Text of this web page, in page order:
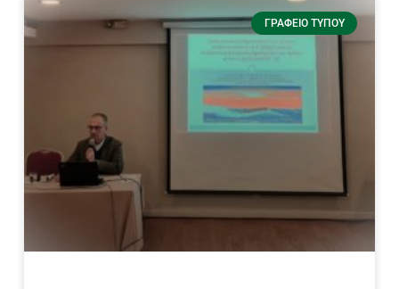
ΓΡΑΦΕΊΟ ΤΎΠΟΥ